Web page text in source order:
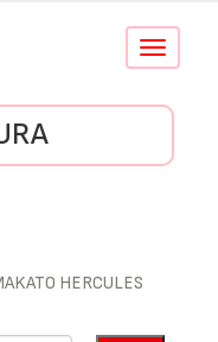
Conmutar
HERCULES